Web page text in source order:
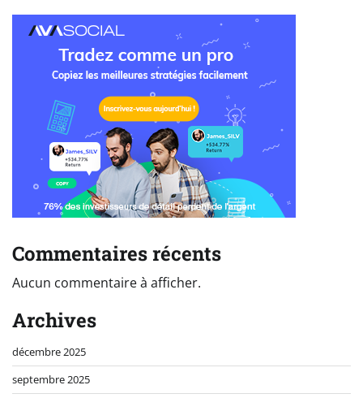
Commentaires récents
Aucun commentaire à afficher.
Archives
décembre 2025
septembre 2025